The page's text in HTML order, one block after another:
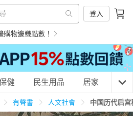
登入
物邊賺點數！
健 民生用品 居家 3C
有聲書 人文社會 中国历代后